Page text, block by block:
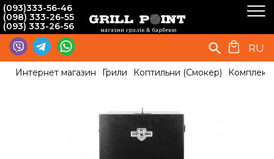
(093)333-56-46
(098) 333-26-55
(093) 333-26-56
RU
Интернет магазин Грили Коптильни (Смокер) Комплект